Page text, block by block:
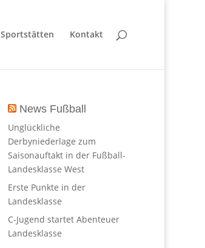
Sportstätten Kontakt
News Fußball
Unglückliche
Derbyniederlage zum
Saisonauftakt in der Fußball-
Landesklasse West
Erste Punkte in der
Landesklasse
C-Jugend startet Abenteuer
Landesklasse